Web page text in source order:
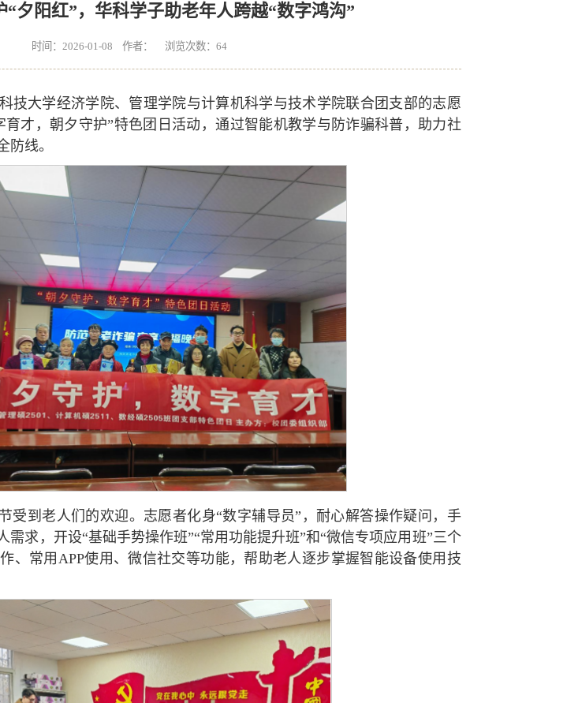
“夕阳红”，华科学子助老年人跨越“数字鸿沟”
时间：2026-01-08 作者： 浏览次数： 64
技大学经济学院、管理学院与计算机科学与技术学院联合团支部的志愿
才，朝夕守护”特色团日活动，通过智能机教学与防诈骗科普，助力社
防线。
受到老人们的欢迎。志愿者化身“数字辅导员”，耐心解答操作疑问，手
需求，开设“基础手势操作班”“常用功能提升班”和“微信专项应用班”三个
、常用APP使用、微信社交等功能，帮助老人逐步掌握智能设备使用技